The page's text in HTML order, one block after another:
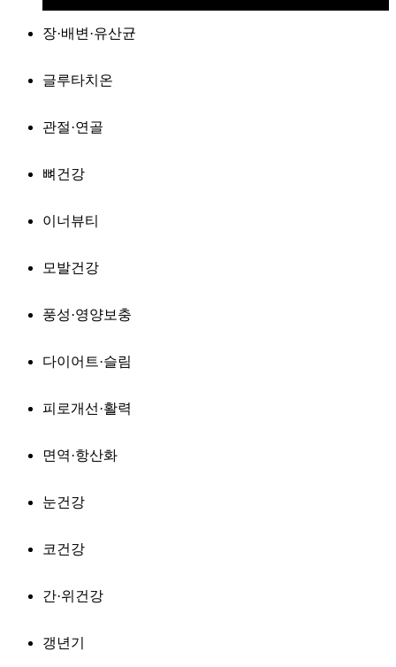
장·배변·유산균
글루타치온
관절·연골
뼈건강
이너뷰티
모발건강
풍성·영양보충
다이어트·슬림
피로개선·활력
면역·항산화
눈건강
코건강
간·위건강
갱년기